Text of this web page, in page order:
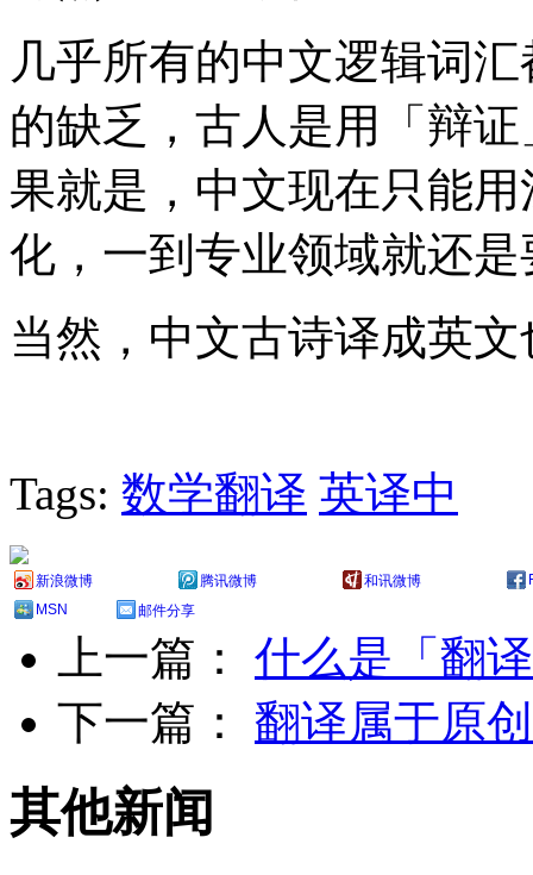
几乎所有的中文逻辑词
的缺乏，古人是用「辩
果就是，中文现在只能
化，一到专业领域就还
当然，中文古诗译成英
Tags: 数学翻译 英译中
新浪微博 腾讯微博 和讯微博
MSN
邮件分享
上一篇： 什么是「翻
下一篇： 翻译属于原
其他新闻